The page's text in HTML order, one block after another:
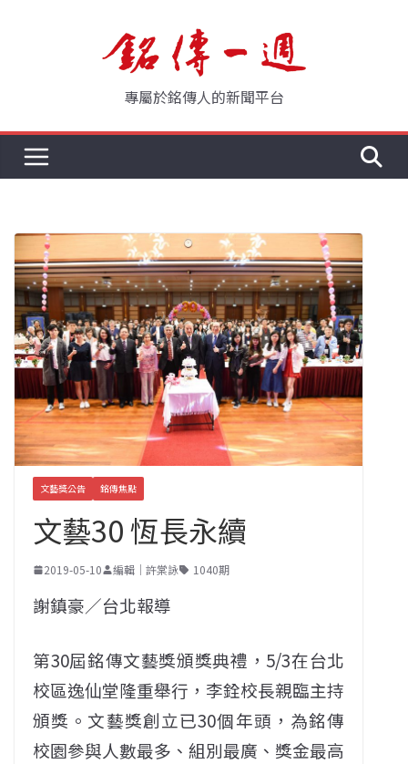
專屬於銘傳人的新聞平台
文藝獎公告 銘傳焦點
文藝30 恆長永續
2019-05-10 編輯｜許棠詠 1040期
謝鎮豪／台北報導
第30屆銘傳文藝獎頒獎典禮，5/3在台北
校區逸仙堂隆重舉行，李銓校長親臨主持
頒獎。文藝獎創立已30個年頭，為銘傳
校園參與人數最多、組別最廣、獎金最高